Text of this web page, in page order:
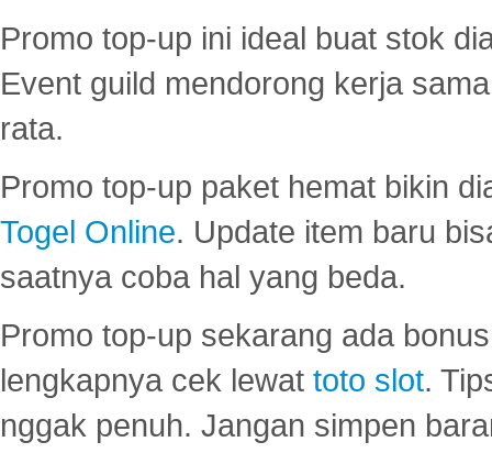
Promo top-up ini ideal buat stok
Event guild mendorong kerja
rata.
Promo top-up paket hemat bikin
Togel Online. Update item baru
saatnya coba hal yang beda.
Promo top-up sekarang ada
lengkapnya cek lewat toto slot.
nggak penuh. Jangan simpen